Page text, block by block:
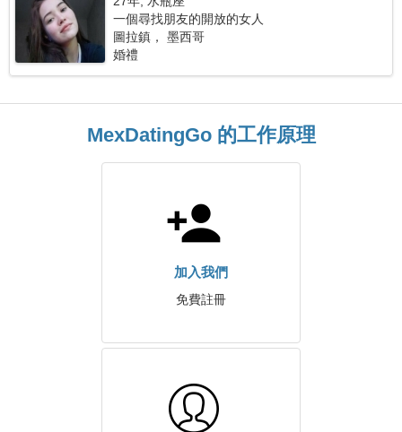
一個尋找朋友的開放的女人
圖拉鎮， 墨西哥
婚禮
MexDatingGo 的工作原理
加入我們
免費註冊